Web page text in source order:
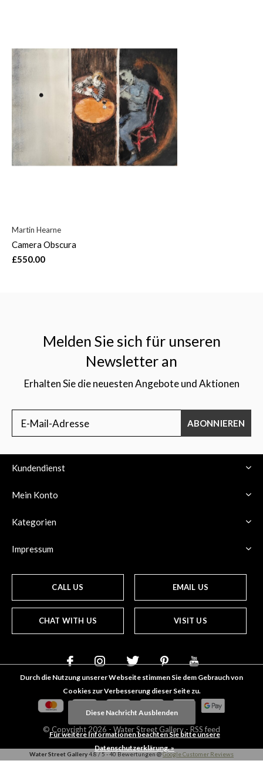
Martin Hearne
Camera Obscura
£550.00
Melden Sie sich für unseren
Newsletter an
Erhalten Sie die neuesten Angebote und Aktionen
ABONNIEREN
Kundendienst
Mein Konto
Kategorien
Impressum
CALL US EMAIL US
CHAT WITH US VISIT US
© Copyright 2026 - Water Street Gallery- RSS feed
Water Street Gallery4.8 / 5 -40 Bewertungen @Google Customer Reviews
Durch die Nutzung unserer Webseite stimmen Sie dem Gebrauch von
Cookies zur Verbesserung dieser Seite zu.
Diese Nachricht Ausblenden
Für weitere Informationen beachten Sie bitte unsere
Datenschutzerklärung. »